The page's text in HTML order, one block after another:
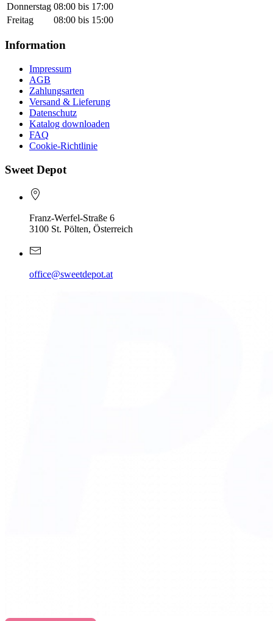
Donnerstag 08:00 bis 17:00
Freitag
08:00 bis 15:00
Information
Impressum
AGB
Zahlungsarten
Versand & Lieferung
Datenschutz
Katalog downloaden
FAQ
Cookie-Richtlinie
Sweet Depot
Franz-Werfel-Straße 6
3100 St. Pölten, Österreich
office@sweetdepot.at